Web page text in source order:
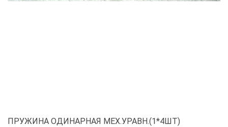
ПРУЖИНА ОДИНАРНАЯ МЕХ.УРАВН.(1*4ШТ)